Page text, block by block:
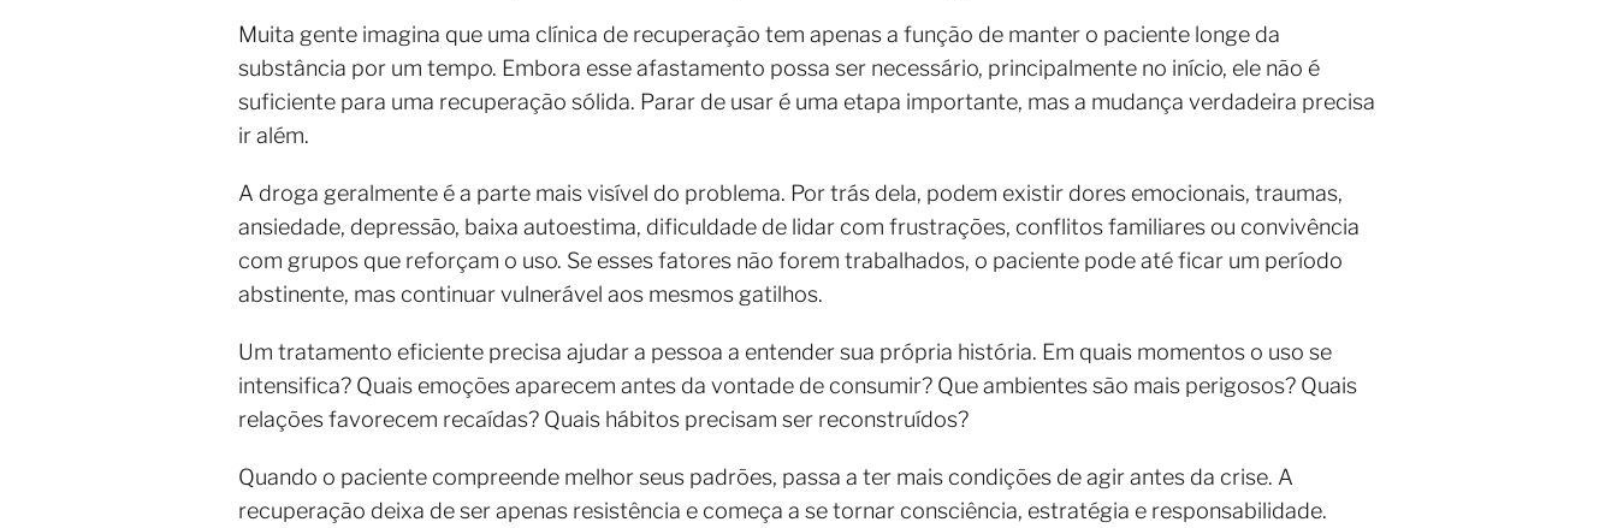
Muita gente imagina que uma clínica de recuperação tem apenas a função de manter o paciente longe da
substância por um tempo. Embora esse afastamento possa ser necessário, principalmente no início, ele não é
suficiente para uma recuperação sólida. Parar de usar é uma etapa importante, mas a mudança verdadeira precisa
ir além.
A droga geralmente é a parte mais visível do problema. Por trás dela, podem existir dores emocionais, traumas,
ansiedade, depressão, baixa autoestima, dificuldade de lidar com frustrações, conflitos familiares ou convivência
com grupos que reforçam o uso. Se esses fatores não forem trabalhados, o paciente pode até ficar um período
abstinente, mas continuar vulnerável aos mesmos gatilhos.
Um tratamento eficiente precisa ajudar a pessoa a entender sua própria história. Em quais momentos o uso se
intensifica? Quais emoções aparecem antes da vontade de consumir? Que ambientes são mais perigosos? Quais
relações favorecem recaídas? Quais hábitos precisam ser reconstruídos?
Quando o paciente compreende melhor seus padrões, passa a ter mais condições de agir antes da crise. A
recuperação deixa de ser apenas resistência e começa a se tornar consciência, estratégia e responsabilidade.